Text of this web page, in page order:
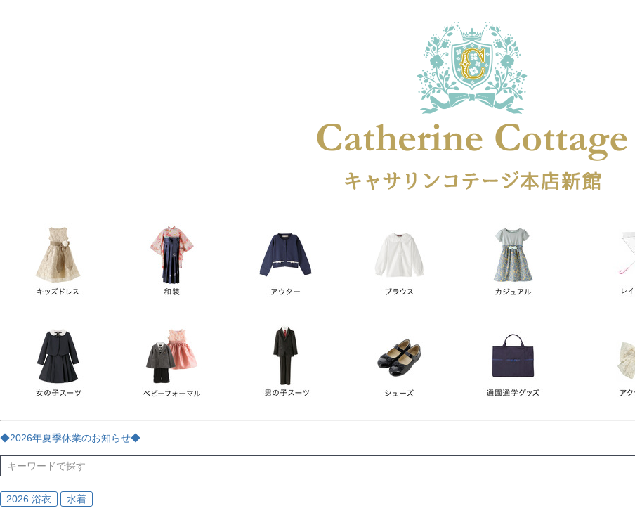
◆2026年夏季休業のお知らせ◆
2026 浴衣 水着
女の子スーツ
男の子スーツ
袖の長さ
ノースリーブ
長袖
サイズ
指定なし
90 95 130 160
165
170
ブラック
ゴールド
在庫なし商品
在庫なし商品を表示しない
商品番号
並び順
新着順
価格が安
キーワードヒット順